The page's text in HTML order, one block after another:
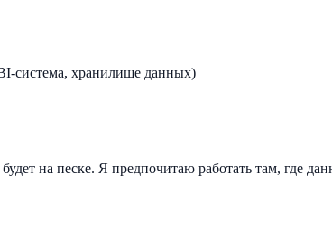
система, хранилище данных)
на песке. Я предпочитаю работать там, где